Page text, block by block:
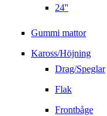
24''
Gummi mattor
Kaross/Höjning
Drag/Speglar
Flak
Frontbåge